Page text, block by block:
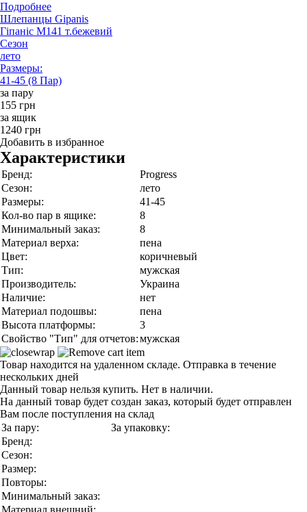
Подробнее
Шлепанцы Gipanis
Гіпаніс М141 т.бежевий
Сезон
лето
Размеры:
41-45 (8 Пар)
за пару
155 грн
за ящик
1240 грн
Добавить в избранное
Характеристики
Бренд:
Progress
Сезон:
лето
Размеры:
41-45
Кол-во пар в ящике:
8
Минимальный заказ:
8
Материал верха:
пена
Цвет:
коричневый
Тип:
мужская
Производитель:
Украина
Наличие:
нет
Материал подошвы:
пена
Высота платформы:
3
Свойство "Тип" для отчетов:мужская
Товар находится на удаленном складе. Отправка в течение
нескольких дней
Данный товар нельзя купить. Нет в наличии.
На данный товар будет создан заказ, который будет отправлен
Вам после поступления на склад
За пару:
За упаковку:
Бренд:
Сезон:
Размер:
Повторы:
Минимальный заказ:
Материал внешний: